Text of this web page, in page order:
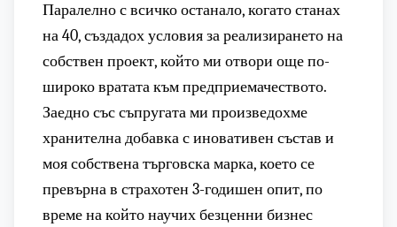
Паралелно с всичко останало, когато станах
на 40, създадох условия за реализирането на
собствен проект, който ми отвори още по-
широко вратата към предприемачеството.
Заедно със съпругата ми произведохме
хранителна добавка с иновативен състав и
моя собствена търговска марка, което се
превърна в страхотен 3-годишен опит, по
време на който научих безценни бизнес